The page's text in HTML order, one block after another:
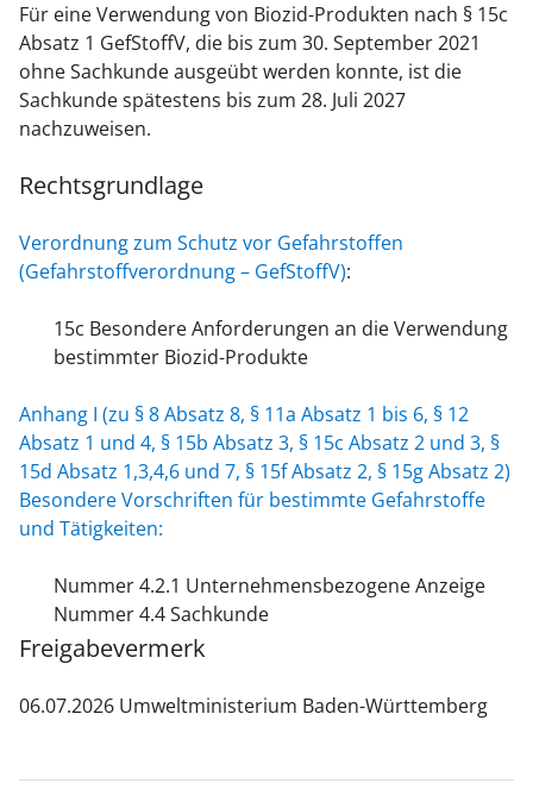
Für eine Verwendung von Biozid-Produkten nach § 15c
Absatz 1 GefStoffV, die bis zum 30. September 2021
ohne Sachkunde ausgeübt werden konnte, ist die
Sachkunde spätestens bis zum 28. Juli 2027
nachzuweisen.
Rechtsgrundlage
Verordnung zum Schutz vor Gefahrstoffen
(Gefahrstoffverordnung – GefStoffV):
15c Besondere Anforderungen an die Verwendung
bestimmter Biozid-Produkte
Anhang I (zu § 8 Absatz 8, § 11a Absatz 1 bis 6, § 12
Absatz 1 und 4, § 15b Absatz 3, § 15c Absatz 2 und 3, §
15d Absatz 1,3,4,6 und 7, § 15f Absatz 2, § 15g Absatz 2)
Besondere Vorschriften für bestimmte Gefahrstoffe
und Tätigkeiten:
Nummer 4.2.1 Unternehmensbezogene Anzeige
Nummer 4.4 Sachkunde
Freigabevermerk
06.07.2026 Umweltministerium Baden-Württemberg